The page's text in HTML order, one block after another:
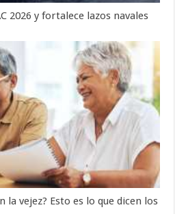
2026 y fortalece lazos navales
vejez? Esto es lo que dicen los